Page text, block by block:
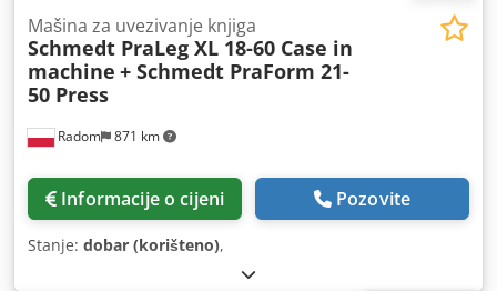
Radom 871 km
Mašina za uvezivanje knjiga
Schmedt PraLeg XL 18-60 Case in
machine + Schmedt PraForm 21-
50 Press
Informacije o cijeni Pozovite
Stanje: dobar (korišteno),